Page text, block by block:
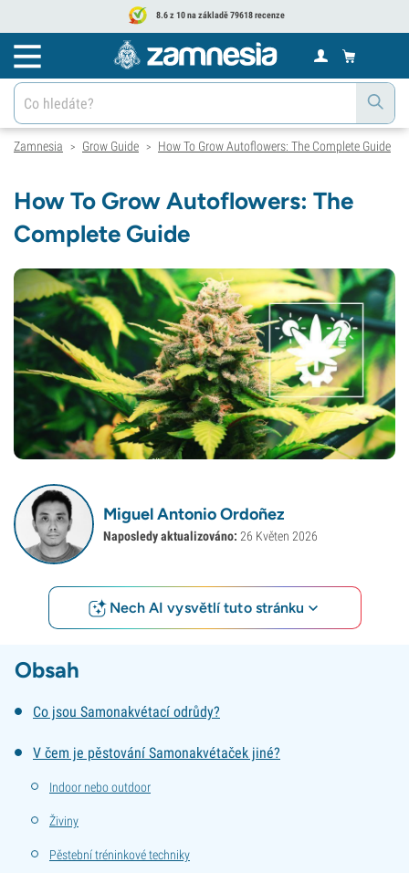
8.6 z 10 na základě 79618 recenze
Zamnesia > Grow Guide > How To Grow Autoflowers: The Complete Guide
How To Grow Autoflowers: The
Complete Guide
Miguel Antonio Ordoñez
Naposledy aktualizováno: 26 Květen 2026
Nech AI vysvětlí tuto stránku
Obsah
Co jsou Samonakvétací odrůdy?
V čem je pěstování Samonakvétaček jiné?
Indoor nebo outdoor
Živiny
Pěstební tréninkové techniky